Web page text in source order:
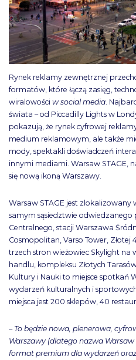
Rynek reklamy zewnętrznej
formatów, które łączą zasięg,
wiralowości w social media .
świata – od Piccadilly Lights w
pokazują, że rynek cyfrowej
medium reklamowym, ale także
mody, spektakli doświadczeń
innymi mediami. Warsaw STAGE,
się nową ikoną Warszawy.
Warsaw STAGE jest zlokalizowany
samym sąsiedztwie
Centralnego, stacji Warszawa
Cosmopolitan, Varso Tower,
trzech stron wieżowiec Skylight na
handlu, kompleksu Złotych
Kultury i Nauki to miejsce spotkań
wydarzeń kulturalnych i
miejsca jest 200 sklepów, 40
– To będzie nowa, plenerowa,
Warszawy (dlatego nazwa
format premium dla wydarzeń